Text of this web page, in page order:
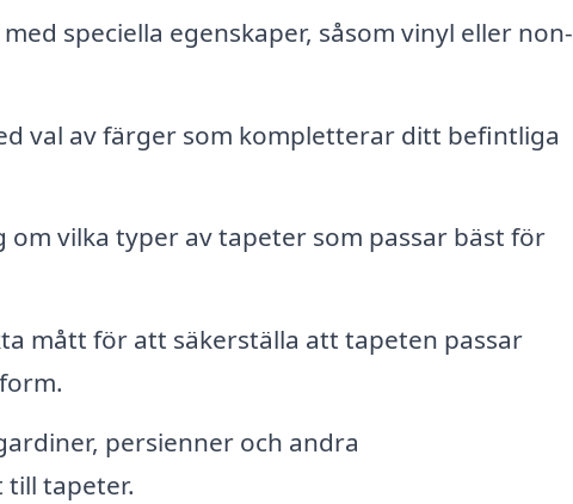
speciella egenskaper, såsom vinyl eller non-
val av färger som kompletterar ditt befintliga
om vilka typer av tapeter som passar bäst för
mått för att säkerställa att tapeten passar
persienner och andra
tapeter.